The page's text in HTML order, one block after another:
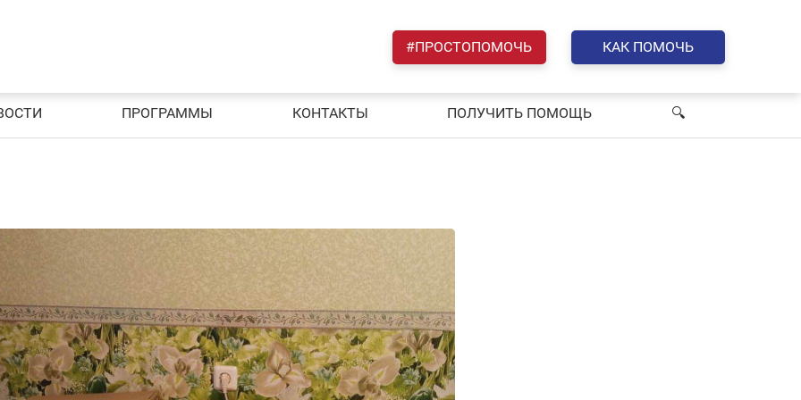
#ПРОСТОПОМОЧЬ КАК ПОМОЧЬ
ПРОГРАММЫ КОНТАКТЫ ПОЛУЧИТЬ ПОМОЩЬ 🔍︎